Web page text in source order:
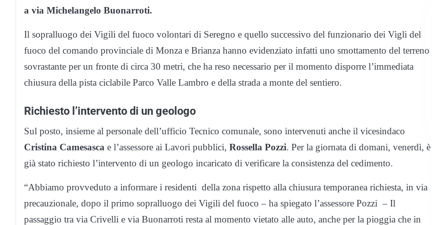
a via Michelangelo Buonarroti.
Il sopralluogo dei Vigili del fuoco volontari di Seregno e quello successivo del funzionario dei Vigli del
fuoco del comando provinciale di Monza e Brianza hanno evidenziato infatti uno smottamento del terreno
sovrastante per un fronte di circa 30 metri, che ha reso necessario per il momento disporre l’immediata
chiusura della pista ciclabile Parco Valle Lambro e della strada a monte del sentiero.
Richiesto l’intervento di un geologo
Sul posto, insieme al personale dell’ufficio Tecnico comunale, sono intervenuti anche il vicesindaco
Cristina Camesasca e l’assessore ai Lavori pubblici, Rossella Pozzi. Per la giornata di domani, venerdì, è
già stato richiesto l’intervento di un geologo incaricato di verificare la consistenza del cedimento.
“Abbiamo provveduto a informare i residenti della zona rispetto alla chiusura temporanea richiesta, in via
precauzionale, dopo il primo sopralluogo dei Vigili del fuoco – ha spiegato l’assessore Pozzi – Il
passaggio tra via Crivelli e via Buonarroti resta al momento vietato alle auto, anche per la pioggia che in